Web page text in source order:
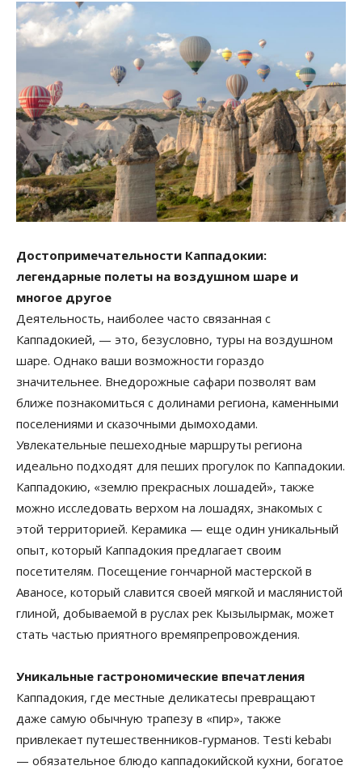
Достопримечательности Каппадокии:
легендарные полеты на воздушном шаре и
многое другое
Деятельность, наиболее часто связанная с
Каппадокией, — это, безусловно, туры на воздушном
шаре. Однако ваши возможности гораздо
значительнее. Внедорожные сафари позволят вам
ближе познакомиться с долинами региона, каменными
поселениями и сказочными дымоходами.
Увлекательные пешеходные маршруты региона
идеально подходят для пеших прогулок по Каппадокии.
Каппадокию, «землю прекрасных лошадей», также
можно исследовать верхом на лошадях, знакомых с
этой территорией. Керамика — еще один уникальный
опыт, который Каппадокия предлагает своим
посетителям. Посещение гончарной мастерской в
Аваносе, который славится своей мягкой и маслянистой
глиной, добываемой в руслах рек Кызылырмак, может
стать частью приятного времяпрепровождения.
Уникальные гастрономические впечатления
Каппадокия, где местные деликатесы превращают
даже самую обычную трапезу в «пир», также
привлекает путешественников-гурманов. Testi kebabı
— обязательное блюдо каппадокийской кухни, богатое